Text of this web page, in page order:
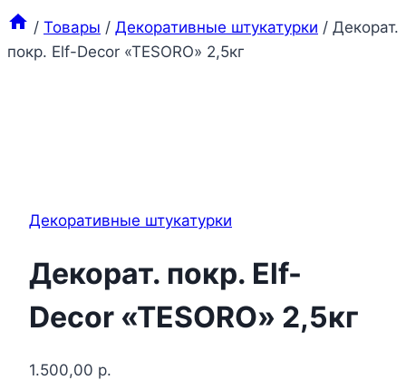
/ Товары / Декоративные штукатурки / Декорат.
покр. Elf-Decor «TESORO» 2,5кг
Декоративные штукатурки
Декорат. покр. Elf-
Decor «TESORO» 2,5кг
1.500,00 р.